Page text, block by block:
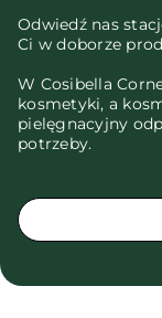
Odwiedź nas
Ci w doborze
W Cosibella
kosmetyki, a
pielęgnacyjny
potrzeby.